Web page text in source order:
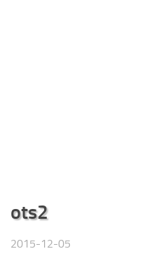
ots2
2015-12-05